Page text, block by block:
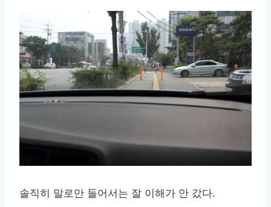
솔직히 말로만 들어서는 잘 이해가 안 갔다.